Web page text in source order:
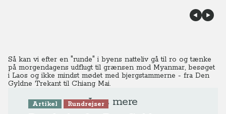
Så kan vi efter en "runde" i byens natteliv gå til ro og tænke
på morgendagens udflugt til grænsen mod Myanmar, besøget
i Laos og ikke mindst mødet med bjergstammerne - fra Den
Gyldne Trekant til Chiang Mai.
Læs mere
Artikel Rundrejser